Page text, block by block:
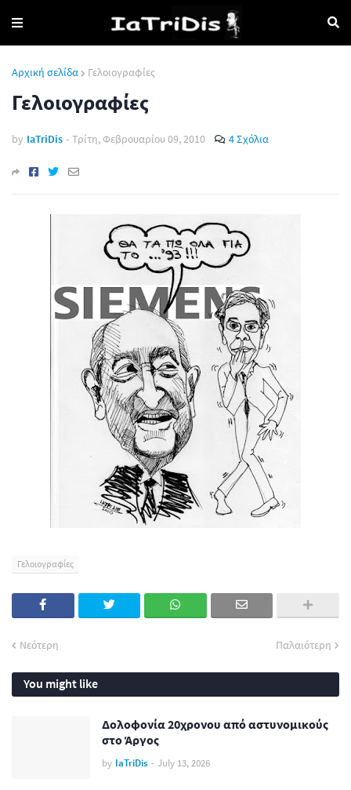
Αρχική σελίδα Γελοιογραφίες
Γελοιογραφίες
by IaTriDis - Τρίτη, Φεβρουαρίου 09, 2010 4 Σχόλια
Γελοιογραφίες
Νεότερη Παλαιότερη
You might like
Δολοφονία 20χρονου από αστυνομικούς
στο Άργος
by IaTriDis - July 13, 2026